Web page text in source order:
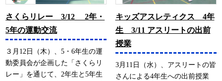
さくらリレー 3/12 2年・
5年の運動交流
３月12日（木）、5・6年生の運
動委員会が企画した「さくらリ
レー」を通じて、2年生と5年生
キッズアスレティクス 4年
生 3/11 アスリートの出前
授業
3月11日（水）、アスリートの皆
さんによる4年生への出前授業